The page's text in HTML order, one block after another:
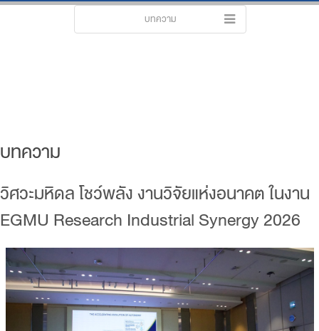
บทความ
บทความ
วิศวะมหิดล โชว์พลัง งานวิจัยแห่งอนาคต ในงาน
EGMU Research Industrial Synergy 2026